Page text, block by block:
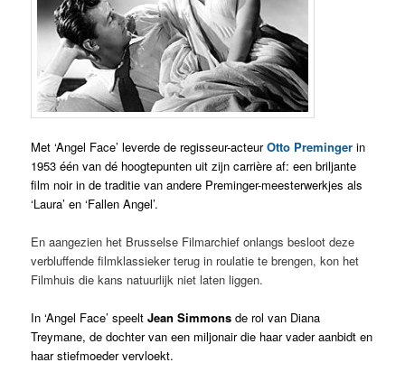
Met ‘Angel Face’ leverde de regisseur-acteurOtto Preminger in
1953 één van dé hoogtepunten uit zijn carrière af: een briljante
film noir in de traditie van andere Preminger-meesterwerkjes als
‘Laura’ en ‘Fallen Angel’.
En aangezien het Brusselse Filmarchief onlangs besloot deze
verbluffende filmklassieker terug in roulatie te brengen, kon het
Filmhuis die kans natuurlijk niet laten liggen.
In ‘Angel Face’ speeltJean Simmons de rol van Diana
Treymane, de dochter van een miljonair die haar vader aanbidt en
haar stiefmoeder vervloekt.